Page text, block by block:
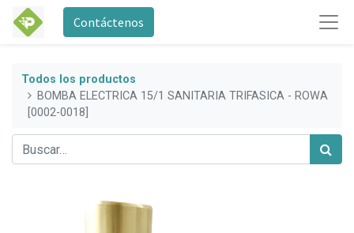
Contáctenos
Todos los productos
BOMBA ELECTRICA 15/1 SANITARIA TRIFASICA - ROWA
[0002-0018]